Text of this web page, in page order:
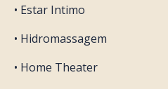
• Estar Intimo
• Hidromassagem
• Home Theater